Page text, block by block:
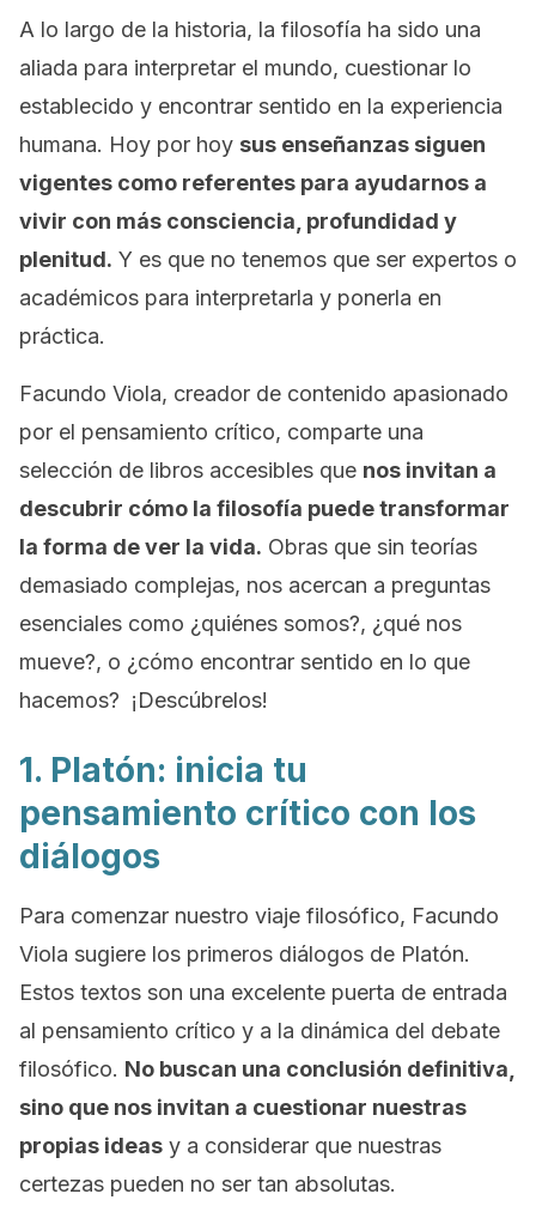
A lo largo de la historia, la filosofía ha sido una
aliada para interpretar el mundo, cuestionar lo
establecido y encontrar sentido en la experiencia
humana. Hoy por hoy sus enseñanzas siguen
vigentes como referentes para ayudarnos a
vivir con más consciencia, profundidad y
plenitud. Y es que no tenemos que ser expertos o
académicos para interpretarla y ponerla en
práctica.
Facundo Viola, creador de contenido apasionado
por el pensamiento crítico, comparte una
selección de libros accesibles que nos invitan a
descubrir cómo la filosofía puede transformar
la forma de ver la vida. Obras que sin teorías
demasiado complejas, nos acercan a preguntas
esenciales como ¿quiénes somos?, ¿qué nos
mueve?, o ¿cómo encontrar sentido en lo que
hacemos? ¡Descúbrelos!
1. Platón: inicia tu
pensamiento crítico con los
diálogos
Para comenzar nuestro viaje filosófico, Facundo
Viola sugiere los primeros diálogos de Platón.
Estos textos son una excelente puerta de entrada
al pensamiento crítico y a la dinámica del debate
filosófico. No buscan una conclusión definitiva,
sino que nos invitan a cuestionar nuestras
propias ideas y a considerar que nuestras
certezas pueden no ser tan absolutas.